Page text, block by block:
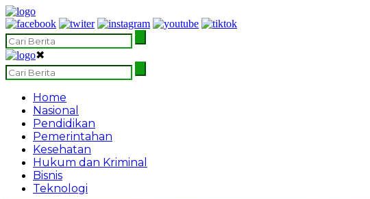
✖
Home
Nasional
Pendidikan
Pemerintahan
Kesehatan
Hukum dan Kriminal
Bisnis
Teknologi